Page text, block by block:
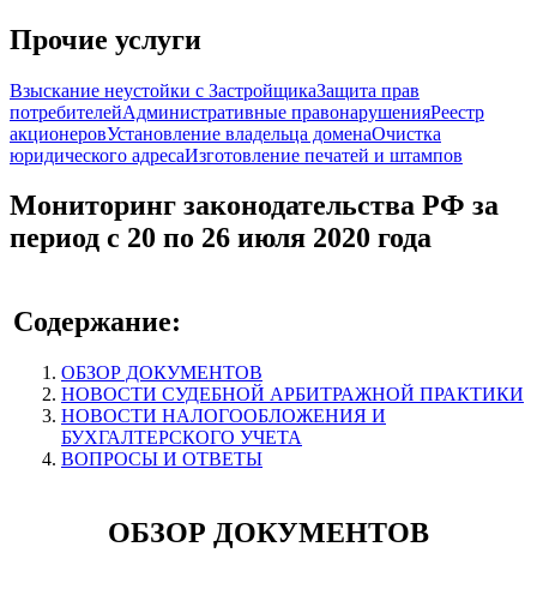
Прочие услуги
Взыскание неустойки с ЗастройщикаЗащита прав
потребителейАдминистративные правонарушенияРеестр
акционеровУстановление владельца доменаОчистка
юридического адресаИзготовление печатей и штампов
Мониторинг законодательства РФ за
период с 20 по 26 июля 2020 года
Содержание:
ОБЗОР ДОКУМЕНТОВ
НОВОСТИ СУДЕБНОЙ АРБИТРАЖНОЙ ПРАКТИКИ
НОВОСТИ НАЛОГООБЛОЖЕНИЯ И
БУХГАЛТЕРСКОГО УЧЕТА
ВОПРОСЫ И ОТВЕТЫ
ОБЗОР ДОКУМЕНТОВ